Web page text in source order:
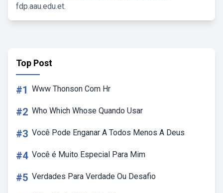
fdp.aau.edu.et.
Top Post
#1 Www Thonson Com Hr
#2 Who Which Whose Quando Usar
#3 Você Pode Enganar A Todos Menos A Deus
#4 Você é Muito Especial Para Mim
#5 Verdades Para Verdade Ou Desafio